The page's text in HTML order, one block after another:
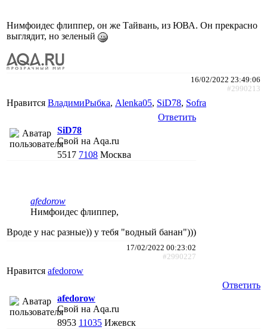
Нимфоидес флиппер, он же Тайвань, из ЮВА. Он прекрасно
выглядит, но зеленый
16/02/2022 23:49:06
#2990213
Нравится ВладимиРыбка, Alenka05, SiD78, Sofra
Ответить
SiD78
Свой на Aqa.ru
5517 7108 Москва
afedorow
Нимфоидес флиппер,
Вроде у нас разные)) у тебя "водный банан")))
17/02/2022 00:23:02
#2990227
Нравится afedorow
Ответить
afedorow
Свой на Aqa.ru
8953 11035 Ижевск